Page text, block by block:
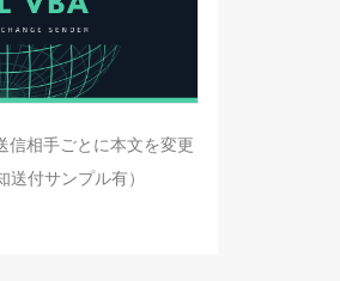
信相手ごとに本文を変更
付サンプル有）